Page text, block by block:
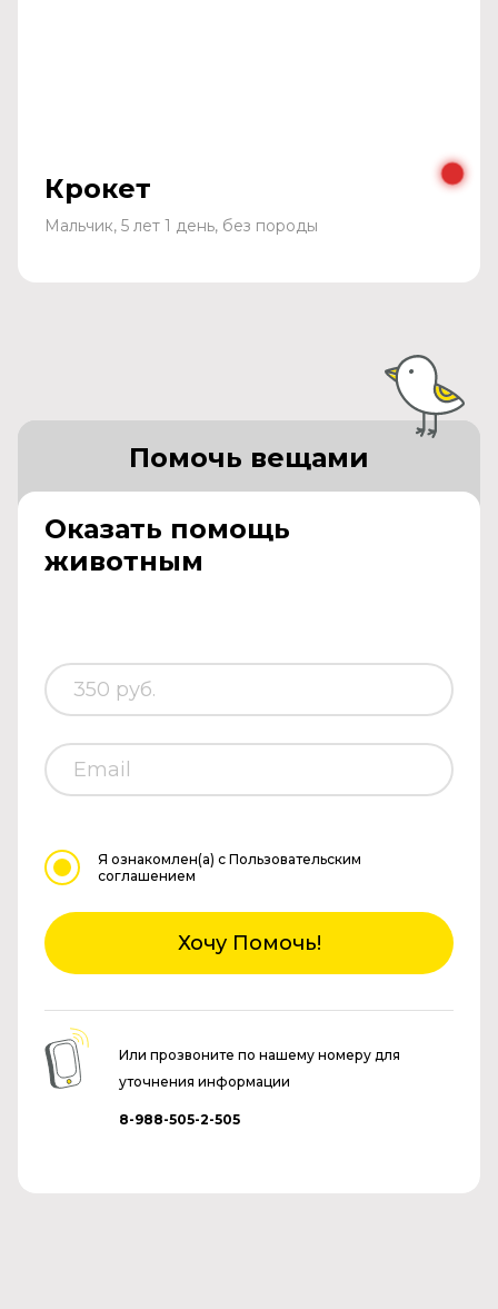
Крокет
Мальчик, 5 лет 1 день, без породы
Оказать помощь
животным
Помочь вещами
Я ознакомлен(а) с Пользовательским
соглашением
Хочу Помочь!
Или прозвоните по нашему номеру для
уточнения информации
8-988-505-2-505